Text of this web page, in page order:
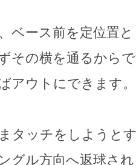
ベース前を定位置
その横を通るから
アウトにできます。
タッチをしようと
グル方向へ返球さ